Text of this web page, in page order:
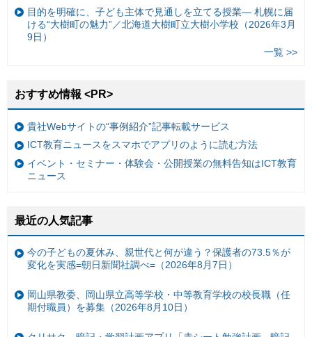
目的を明確に、子ども主体で見通しを立てる授業— 札幌に届
ける“大樹町の魅力”／北海道大樹町立大樹小学校（2026年3月
9日）
一覧 >>
おすすめ情報 <PR>
貴社Webサイトの“事例紹介”記事転載サービス
ICT教育ニュースをスマホでアプリのように読む方法
イベント・セミナー・体験会・公開授業の無料告知はICT教育
ニュース
最近の人気記事
今の子どもの夏休み、親世代と何が違う？保護者の73.5％が
変化を実感=朝日新聞社調べ=（2026年8月7日）
岡山県教委、岡山県立高等学校・中等教育学校の校長職（任
期付職員）を募集（2026年8月10日）